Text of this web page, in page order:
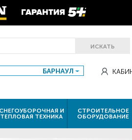
ИСКАТЬ
БАРНАУЛ
СНЕГОУБОРОЧНАЯ И
ТЕПЛОВАЯ ТЕХНИКА
СТРОИТЕЛЬНОЕ
ОБОРУДОВАНИЕ